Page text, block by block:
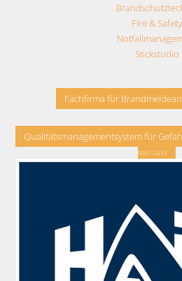
Fire & Safety
Stickstudio
Fachfirma für
Qualitätsmanagementsystem für
9001:2015